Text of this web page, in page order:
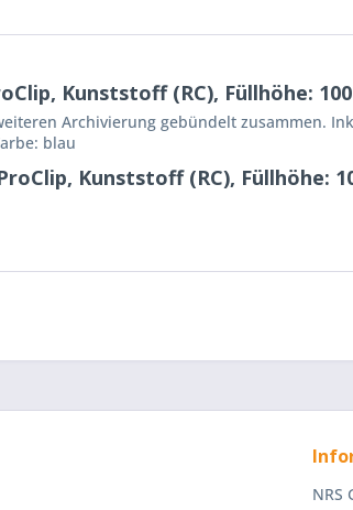
Kunststoff (RC), Füllhöhe:
Archivierung gebündelt zusammen.
blau
Kunststoff (RC), Füllhöhe:
NRS